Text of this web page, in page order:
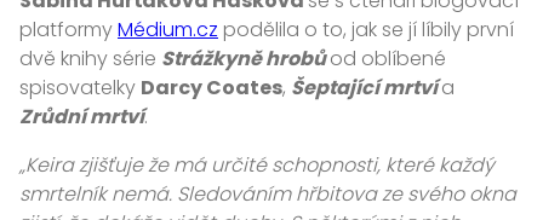
platformyMédium.cz podělila o to, jak se jí líbily první
dvě knihy série Strážkyně hrobůod oblíbené
spisovatelky Darcy Coates, Šeptající mrtvía
Zrůdní mrtví.
„Keira zjišťuje že má určité schopnosti, které každý
smrtelník nemá. Sledováním hřbitova ze svého okna